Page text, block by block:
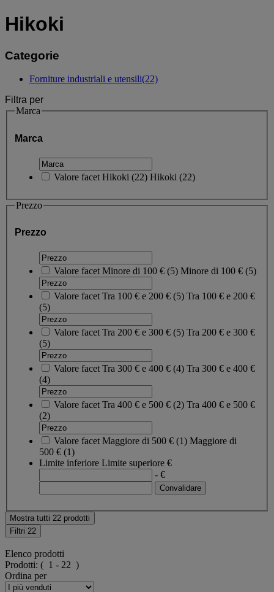
Hikoki
Categorie
Forniture industriali e utensili(22)
Filtra per
Marca
Marca
Valore facet Hikoki (22) Hikoki (22)
Prezzo
Prezzo
Valore facet Minore di 100 € (5) Minore di 100 € (5)
Valore facet Tra 100 € e 200 € (5) Tra 100 € e 200 €
(5)
Valore facet Tra 200 € e 300 € (5) Tra 200 € e 300 €
(5)
Valore facet Tra 300 € e 400 € (4) Tra 300 € e 400 €
(4)
Valore facet Tra 400 € e 500 € (2) Tra 400 € e 500 €
(2)
Valore facet Maggiore di 500 € (1) Maggiore di
500 € (1)
Limite inferiore Limite superiore €
- €
Mostra tutti 22 prodotti
Filtri 22
Elenco prodotti
Prodotti: ( 1 - 22 )
Ordina per